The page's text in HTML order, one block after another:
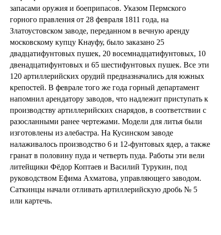
запасами оружия и боеприпасов. Указом Пермского
горного правления от 28 февраля 1811 года, на
Златоустовском заводе, переданном в вечную аренду
московскому купцу Кнауфу, было заказано 25
двадцатифунтовых пушек, 20 восемнадцатифунтовых, 10
двенадцатифунтовых и 65 шестифунтовых пушек. Все эти
120 артиллерийских орудий предназначались для южных
крепостей. В феврале того же года горный департамент
напомнил арендатору заводов, что надлежит приступать к
производству артиллерийских снарядов, в соответствии с
разосланными ранее чертежами. Модели для литья были
изготовлены из алебастра. На Кусинском заводе
налаживалось производство 6 и 12-фунтовых ядер, а также
гранат в половину пуда и четверть пуда. Работы эти вели
литейщики Фёдор Коптаев и Василий Турукин, под
руководством Ефима Ахматова, управляющего заводом.
Саткинцы начали отливать артиллерийскую дробь № 5
или картечь.